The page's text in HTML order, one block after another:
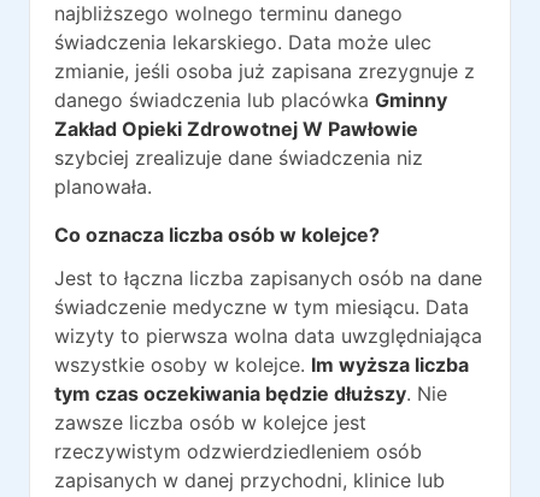
najbliższego wolnego terminu danego
świadczenia lekarskiego. Data może ulec
zmianie, jeśli osoba już zapisana zrezygnuje z
danego świadczenia lub placówka Gminny
Zakład Opieki Zdrowotnej W Pawłowie
szybciej zrealizuje dane świadczenia niz
planowała.
Co oznacza liczba osób w kolejce?
Jest to łączna liczba zapisanych osób na dane
świadczenie medyczne w tym miesiącu. Data
wizyty to pierwsza wolna data uwzględniająca
wszystkie osoby w kolejce. Im wyższa liczba
tym czas oczekiwania będzie dłuższy. Nie
zawsze liczba osób w kolejce jest
rzeczywistym odzwierdziedleniem osób
zapisanych w danej przychodni, klinice lub